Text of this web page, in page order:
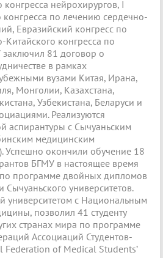
конгресса нейрохирургов, I
конгресса по лечению сердечно-
Евразийский конгресс по
конгресса по
81 договор о
в рамках
вузами Китая, Ирана,
Монголии, Казахстана,
Узбекистана, Беларуси и
Реализуются
аспирантуры с Сычуаньским
медицинским
Успешно окончили обучение 18
БГМУ в настоящее время
программе двойных дипломов
Сычуаньского университетов.
университетом с Национальным
позволил 41 студенту
странах мира по программе
Ассоциаций Студентов-
of Medical Students’